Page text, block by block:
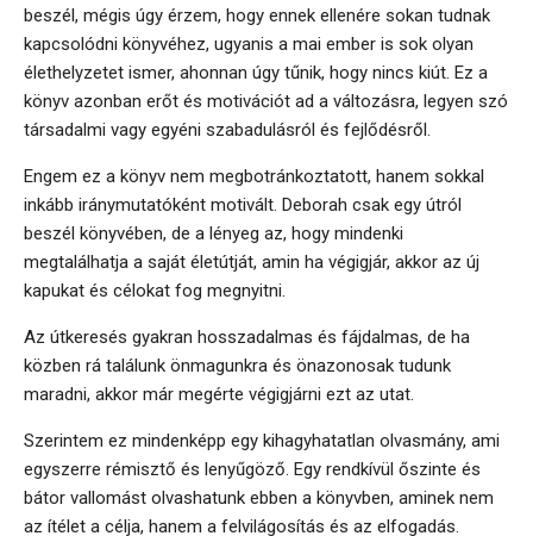
beszél, mégis úgy érzem, hogy ennek ellenére sokan tudnak
kapcsolódni könyvéhez, ugyanis a mai ember is sok olyan
élethelyzetet ismer, ahonnan úgy tűnik, hogy nincs kiút. Ez a
könyv azonban erőt és motivációt ad a változásra, legyen szó
társadalmi vagy egyéni szabadulásról és fejlődésről.
Engem ez a könyv nem megbotránkoztatott, hanem sokkal
inkább iránymutatóként motivált. Deborah csak egy útról
beszél könyvében, de a lényeg az, hogy mindenki
megtalálhatja a saját életútját, amin ha végigjár, akkor az új
kapukat és célokat fog megnyitni.
Az útkeresés gyakran hosszadalmas és fájdalmas, de ha
közben rá találunk önmagunkra és önazonosak tudunk
maradni, akkor már megérte végigjárni ezt az utat.
Szerintem ez mindenképp egy kihagyhatatlan olvasmány, ami
egyszerre rémisztő és lenyűgöző. Egy rendkívül őszinte és
bátor vallomást olvashatunk ebben a könyvben, aminek nem
az ítélet a célja, hanem a felvilágosítás és az elfogadás.